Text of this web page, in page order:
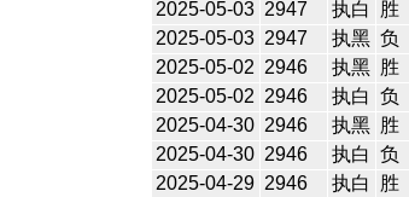
2025-05-03 2947 执白 胜
2025-05-03 2947 执黑 负
2025-05-02 2946 执黑 胜
2025-05-02 2946 执白 负
2025-04-30 2946 执黑 胜
2025-04-30 2946 执白 负
2025-04-29 2946 执白 胜